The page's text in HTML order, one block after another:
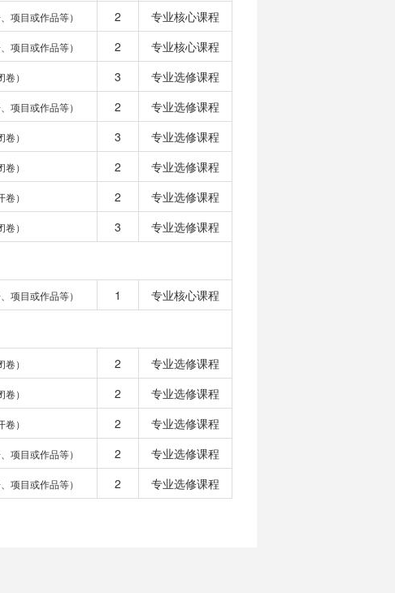
项目或作品等） 2
专业核心课程
项目或作品等） 2
专业核心课程
） 3
专业选修课程
项目或作品等） 2
专业选修课程
） 3
专业选修课程
） 2
专业选修课程
） 2
专业选修课程
） 3 专业选修课程
项目或作品等） 1 专业核心课程
） 2
专业选修课程
） 2
专业选修课程
） 2
专业选修课程
项目或作品等） 2
专业选修课程
项目或作品等） 2 专业选修课程